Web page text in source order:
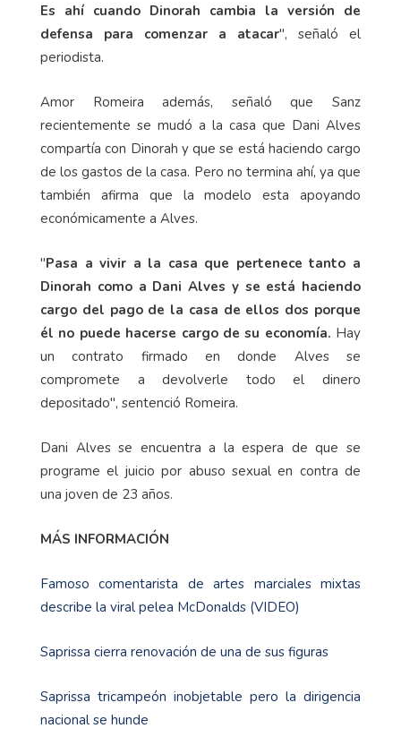
Es ahí cuando Dinorah cambia la versión de
defensa para comenzar a atacar", señaló el
periodista.
Amor Romeira además, señaló que Sanz
recientemente se mudó a la casa que Dani Alves
compartía con Dinorah y que se está haciendo cargo
de los gastos de la casa. Pero no termina ahí, ya que
también afirma que la modelo esta apoyando
económicamente a Alves.
"Pasa a vivir a la casa que pertenece tanto a
Dinorah como a Dani Alves y se está haciendo
cargo del pago de la casa de ellos dos porque
él no puede hacerse cargo de su economía. Hay
un contrato firmado en donde Alves se
compromete a devolverle todo el dinero
depositado", sentenció Romeira.
Dani Alves se encuentra a la espera de que se
programe el juicio por abuso sexual en contra de
una joven de 23 años.
MÁS INFORMACIÓN
Famoso comentarista de artes marciales mixtas
describe la viral pelea McDonalds (VIDEO)
Saprissa cierra renovación de una de sus figuras
Saprissa tricampeón inobjetable pero la dirigencia
nacional se hunde